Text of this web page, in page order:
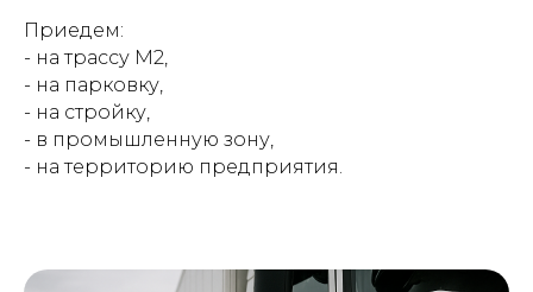
Приедем:
- на трассу М2,
- на парковку,
- на стройку,
- в промышленную зону,
- на территорию предприятия.